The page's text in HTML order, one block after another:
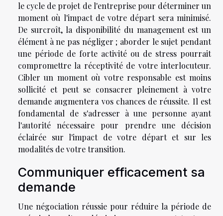
le cycle de projet de l'entreprise pour déterminer un
moment où l'impact de votre départ sera minimisé.
De surcroît, la disponibilité du management est un
élément à ne pas négliger ; aborder le sujet pendant
une période de forte activité ou de stress pourrait
compromettre la réceptivité de votre interlocuteur.
Cibler un moment où votre responsable est moins
sollicité et peut se consacrer pleinement à votre
demande augmentera vos chances de réussite. Il est
fondamental de s'adresser à une personne ayant
l'autorité nécessaire pour prendre une décision
éclairée sur l'impact de votre départ et sur les
modalités de votre transition.
Communiquer efficacement sa
demande
Une négociation réussie pour réduire la période de